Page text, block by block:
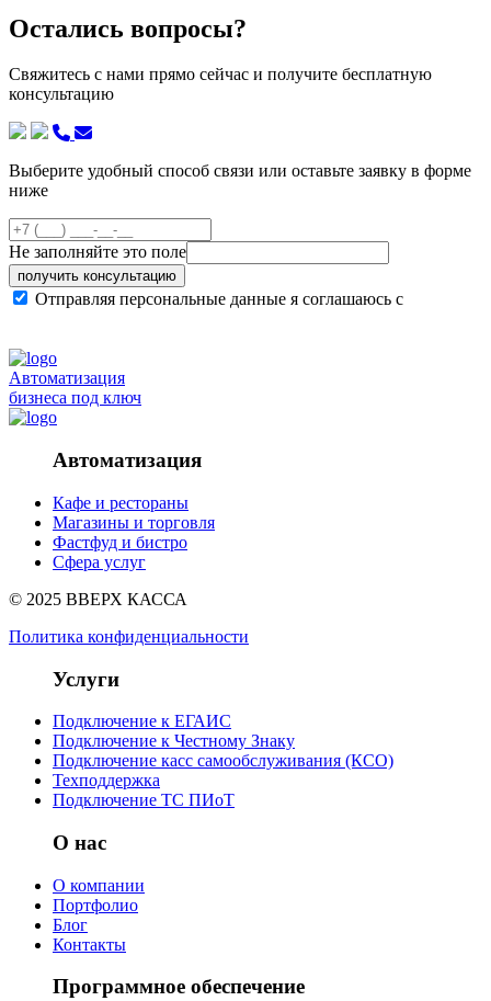
Остались вопросы?
Свяжитесь с нами прямо сейчас и получите бесплатную
консультацию
Выберите удобный способ связи или оставьте заявку в форме
ниже
Не заполняйте это поле
получить консультацию
Отправляя персональные данные я соглашаюсь с
Автоматизация
бизнеса под ключ
Автоматизация
Кафе и рестораны
Магазины и торговля
Фастфуд и бистро
Сфера услуг
© 2025 ВВЕРХ КАССА
Политика конфиденциальности
Услуги
Подключение к ЕГАИС
Подключение к Честному Знаку
Подключение касс самообслуживания (КСО)
Техподдержка
Подключение ТС ПИоТ
О нас
О компании
Портфолио
Блог
Контакты
Программное обеспечение